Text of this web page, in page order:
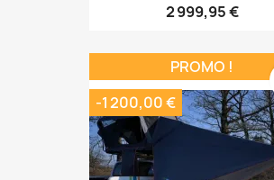
2 999,95 €
PROMO !
-1 200,00 €